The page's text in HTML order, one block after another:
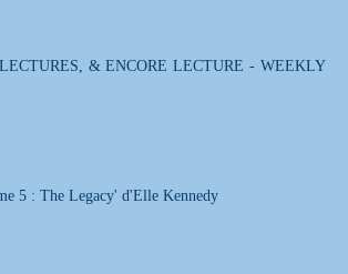
& ENCORE LECTURE - WEEKLY
5 : The Legacy' d'Elle Kennedy